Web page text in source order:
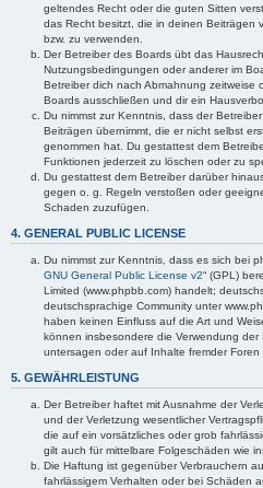
geltendes Recht oder die guten Sitten
das Recht besitzt, die in deinen Beiträgen
bzw. zu verwenden.
Der Betreiber des Boards übt das
Nutzungsbedingungen oder anderer im
Betreiber dich nach Abmahnung
Boards ausschließen und dir ein
Du nimmst zur Kenntnis, dass der
Beiträgen übernimmt, die er nicht selbst
genommen hat. Du gestattest dem
Funktionen jederzeit zu löschen oder zu
Du gestattest dem Betreiber darüber
gegen o. g. Regeln verstoßen oder
Schaden zuzufügen.
4. GENERAL PUBLIC LICENSE
Du nimmst zur Kenntnis, dass es sich bei
GNU General Public License v2“ (GPL)
Limited (www.phpbb.com) handelt;
deutschsprachige Community unter
haben keinen Einfluss auf die Art und
können insbesondere die Verwendung
untersagen oder auf Inhalte fremder Foren
5. GEWÄHRLEISTUNG
Der Betreiber haftet mit Ausnahme der
und der Verletzung wesentlicher
die auf ein vorsätzliches oder grob
gilt auch für mittelbare Folgeschäden wie
Die Haftung ist gegenüber Verbrauchern
fahrlässigem Verhalten oder bei Schäden